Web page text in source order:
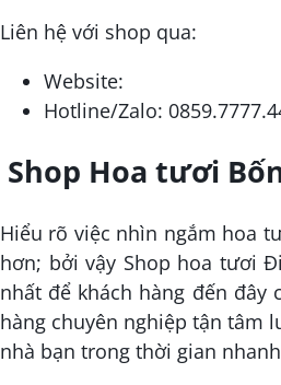
Liên hệ với shop qua:
Website:
Hotline/Zalo:
Shop Hoa tươi
Hiểu rõ việc nhìn ngắm hoa
hơn; bởi vậy Shop hoa tươi
nhất để khách hàng đến
hàng chuyên nghiệp tận tâm
nhà bạn trong thời gian